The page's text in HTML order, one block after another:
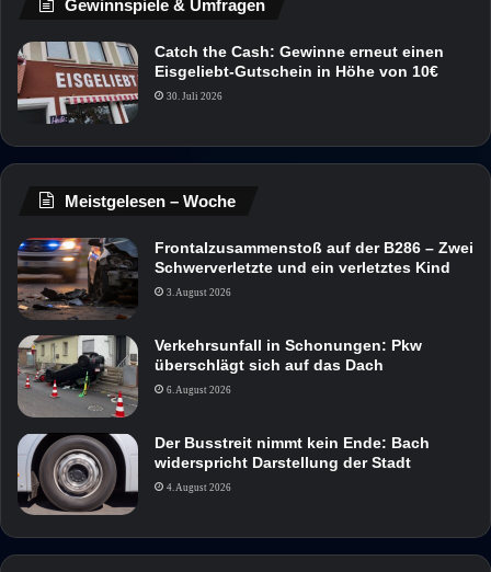
Gewinnspiele & Umfragen
Catch the Cash: Gewinne erneut einen
Eisgeliebt-Gutschein in Höhe von 10€
30. Juli 2026
Meistgelesen – Woche
Frontalzusammenstoß auf der B286 – Zwei
Schwerverletzte und ein verletztes Kind
3. August 2026
Verkehrsunfall in Schonungen: Pkw
überschlägt sich auf das Dach
6. August 2026
Der Busstreit nimmt kein Ende: Bach
widerspricht Darstellung der Stadt
4. August 2026